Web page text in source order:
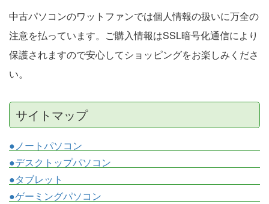
中古パソコンのワットファンでは個人情報の扱いに万全の
注意を払っています。ご購入情報はSSL暗号化通信により
保護されますので安心してショッピングをお楽しみくださ
い。
サイトマップ
●ノートパソコン
●デスクトップパソコン
●タブレット
●ゲーミングパソコン